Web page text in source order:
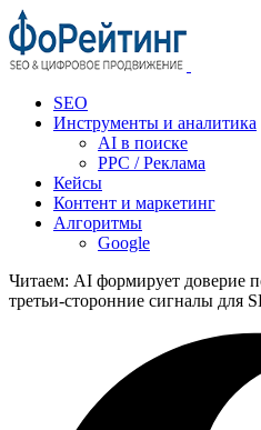
SEO
Инструменты и аналитика
AI в поиске
PPC / Реклама
Кейсы
Контент и маркетинг
Алгоритмы
Google
Читаем: AI формирует доверие
третьи‑сторонние сигналы для